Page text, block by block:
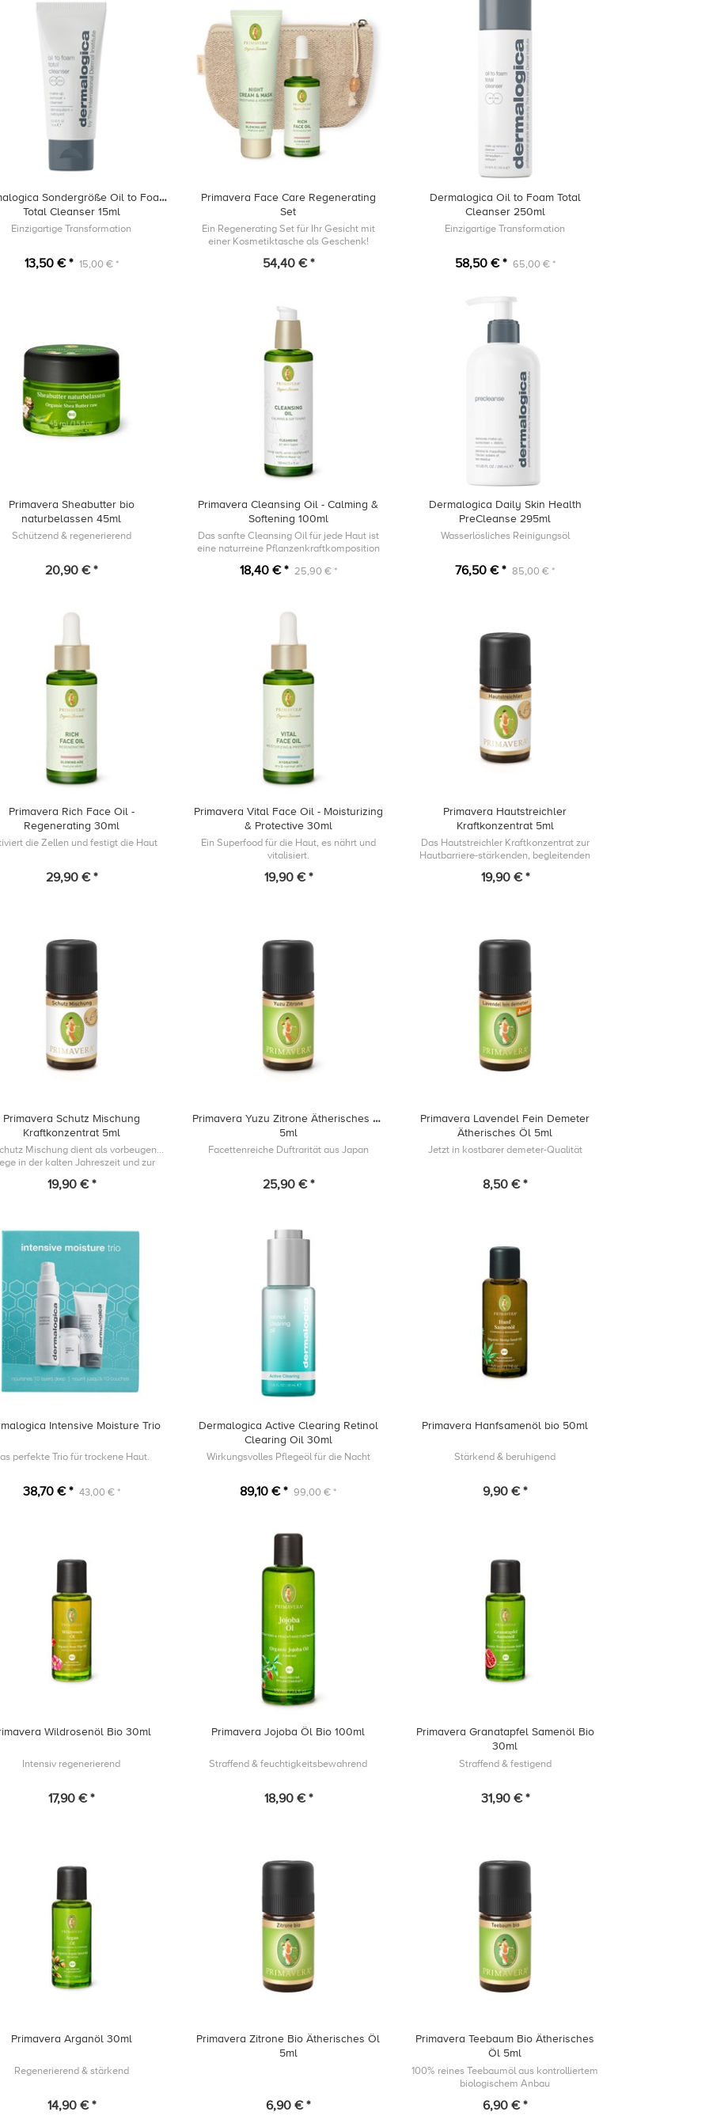
Sondergröße Oil to Foam
Total Cleanser 15ml
Einzigartige Transformation
13,50 € * 15,00 € *
Primavera Face Care Regenerating
Set
Ein Regenerating Set für Ihr Gesicht mit
einer Kosmetiktasche als Geschenk!
54,40 € *
Dermalogica Oil to Foam Total
Cleanser 250ml
Einzigartige Transformation
58,50 € * 65,00 € *
Primavera Sheabutter bio
naturbelassen 45ml
Schützend & regenerierend
20,90 € *
Primavera Cleansing Oil - Calming &
Softening 100ml
Das sanfte Cleansing Oil für jede Haut ist
eine naturreine Pflanzenkraftkomposition
Aprikosenkernöl und Bio Hanfsamenöl.
18,40 € * 25,90 € *
Dermalogica Daily Skin Health
PreCleanse 295ml
Wasserlösliches Reinigungsöl
76,50 € * 85,00 € *
Primavera Rich Face Oil -
Regenerating 30ml
die Zellen und festigt die Haut
29,90 € *
Primavera Vital Face Oil - Moisturizing
& Protective 30ml
Ein Superfood für die Haut, es nährt und
vitalisiert.
19,90 € *
Primavera Hautstreichler
Kraftkonzentrat 5ml
Das Hautstreichler Kraftkonzentrat zur
Hautbarriere-stärkenden, begleitenden
19,90 € *
Primavera Schutz Mischung
Kraftkonzentrat 5ml
Mischung dient als vorbeugende
in der kalten Jahreszeit und zur
19,90 € *
Primavera Yuzu Zitrone Ätherisches Öl
5ml
Facettenreiche Duftrarität aus Japan
25,90 € *
Primavera Lavendel Fein Demeter
Ätherisches Öl 5ml
Jetzt in kostbarer demeter-Qualität
8,50 € *
Intensive Moisture Trio
perfekte Trio für trockene Haut.
38,70 € * 43,00 € *
Dermalogica Active Clearing Retinol
Clearing Oil 30ml
Wirkungsvolles Pflegeöl für die Nacht
89,10 € * 99,00 € *
Primavera Hanfsamenöl bio 50ml
Stärkend & beruhigend
9,90 € *
Wildrosenöl Bio 30ml
Intensiv regenerierend
17,90 € *
Primavera Jojoba Öl Bio 100ml
Straffend & feuchtigkeitsbewahrend
18,90 € *
Primavera Granatapfel Samenöl Bio
30ml
Straffend & festigend
31,90 € *
Primavera Arganöl 30ml
Regenerierend & stärkend
14,90 € *
Primavera Zitrone Bio Ätherisches Öl
5ml
6,90 € *
Primavera Teebaum Bio Ätherisches
Öl 5ml
100% reines Teebaumöl aus kontrolliertem
biologischem Anbau
6,90 € *